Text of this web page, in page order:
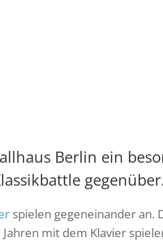
Berlin ein
spielen gegeneinander an.
mit dem Klavier